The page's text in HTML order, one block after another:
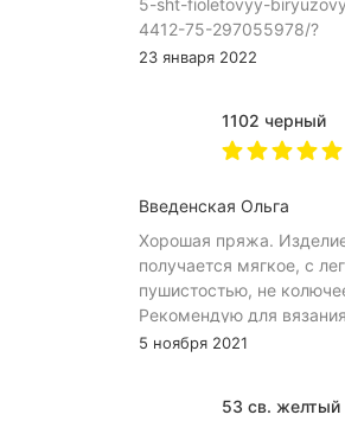
5-sht-fioletovyy-
4412-75-297055978/?
23 января 2022
1102 черный
Введенская Ольга
Хорошая пряжа.
получается мягкое, с
пушистостью, не
Рекомендую для
снудов.
5 ноября 2021
53 св. желтый